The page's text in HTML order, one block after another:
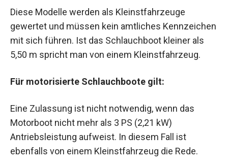
Diese Modelle werden als Kleinstfahrzeuge
gewertet und müssen kein amtliches Kennzeichen
mit sich führen. Ist das Schlauchboot kleiner als
5,50 m spricht man von einem Kleinstfahrzeug.
Für motorisierte Schlauchboote gilt:
Eine Zulassung ist nicht notwendig, wenn das
Motorboot nicht mehr als 3 PS (2,21 kW)
Antriebsleistung aufweist. In diesem Fall ist
ebenfalls von einem Kleinstfahrzeug die Rede.